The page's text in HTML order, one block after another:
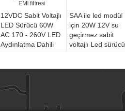
12VDC Sabit Voltajlı
LED Sürücü 60W
AC 170 - 260V LED
Aydınlatma Dahili
SAA ile led modül
için 20W 12V su
geçirmez sabit
voltajlı Led sürücü